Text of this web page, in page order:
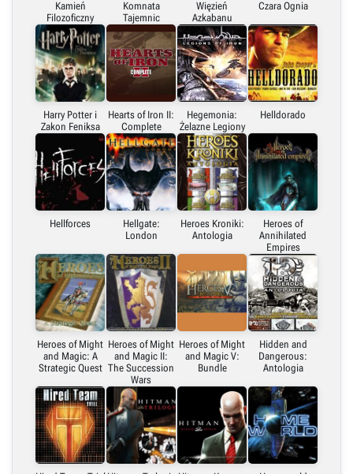
Kamień
Filozoficzny
Komnata
Tajemnic
Więzień
Azkabanu
Czara Ognia
Harry Potter i
Zakon Feniksa
Hearts of Iron II:
Complete
Hegemonia:
Żelazne Legiony
Helldorado
Hellforces
Hellgate:
London
Heroes Kroniki:
Antologia
Heroes of
Annihilated
Empires
Heroes of Might
and Magic: A
Strategic Quest
Heroes of Might
and Magic II:
The Succession
Wars
Heroes of Might
and Magic V:
Bundle
Hidden and
Dangerous:
Antologia